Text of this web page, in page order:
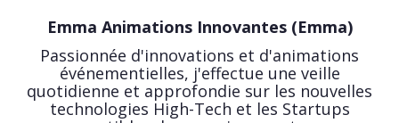
Emma Animations Innovantes (Emma)
Passionnée d'innovations et d'animations
événementielles, j'effectue une veille
quotidienne et approfondie sur les nouvelles
technologies High-Tech et les Startups